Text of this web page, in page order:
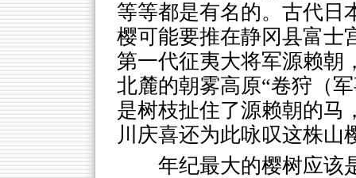
等等都是有名的。古代日
樱可能要推在静冈县富士
第一代征夷大将军源赖朝
北麓的朝雾高原“卷狩（
是树枝扯住了源赖朝的马
川庆喜还为此咏叹这株山
年纪最大的樱树应该